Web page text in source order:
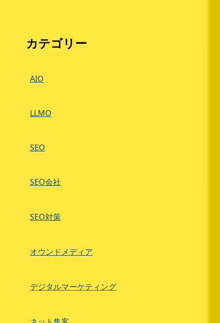
カテゴリー
AIO
LLMO
SEO
SEO会社
SEO対策
オウンドメディア
デジタルマーケティング